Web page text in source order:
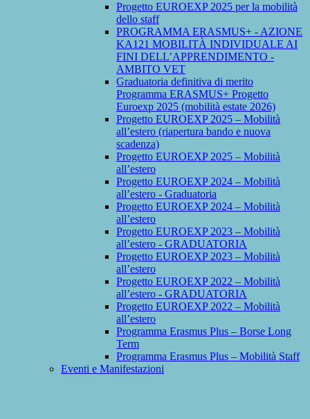
Progetto EUROEXP 2025 per la mobilità
dello staff
PROGRAMMA ERASMUS+ - AZIONE
KA121 MOBILITÀ INDIVIDUALE AI
FINI DELL’APPRENDIMENTO -
AMBITO VET
Graduatoria definitiva di merito
Programma ERASMUS+ Progetto
Euroexp 2025 (mobilità estate 2026)
Progetto EUROEXP 2025 – Mobilità
all’estero (riapertura bando e nuova
scadenza)
Progetto EUROEXP 2025 – Mobilità
all’estero
Progetto EUROEXP 2024 – Mobilità
all’estero - Graduatoria
Progetto EUROEXP 2024 – Mobilità
all’estero
Progetto EUROEXP 2023 – Mobilità
all’estero - GRADUATORIA
Progetto EUROEXP 2023 – Mobilità
all’estero
Progetto EUROEXP 2022 – Mobilità
all’estero - GRADUATORIA
Progetto EUROEXP 2022 – Mobilità
all’estero
Programma Erasmus Plus – Borse Long
Term
Programma Erasmus Plus – Mobilità Staff
Eventi e Manifestazioni